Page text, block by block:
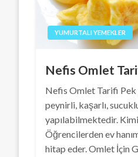
YUMURTALI YEMEKLER
Nefis Omlet
Nefis Omlet Tarifi
peynirli, kaşarlı,
yapılabilmektedir.
Öğrencilerden ev
hitap eder. Omlet İçin